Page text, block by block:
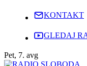
KONTAKT
GLEDAJ
Pet, 7. avg